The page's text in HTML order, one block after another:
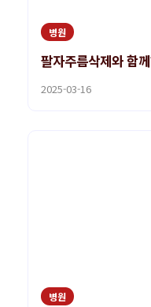
병원
팔자주름삭제와 함
2025-03-16
병원